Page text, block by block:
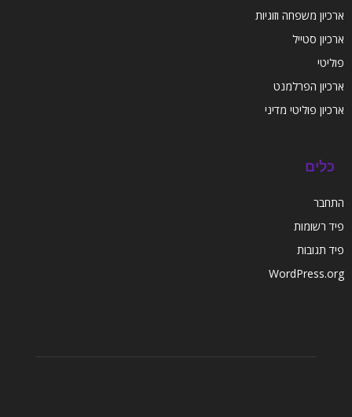
ארכיון משפחה וזוגיות
ארכיון סטייל
פוליטי
ארכיון הפרלמנט
ארכיון פוליטי מדיני
כלים
התחבר
פיד רשומות
פיד תגובות
WordPress.org